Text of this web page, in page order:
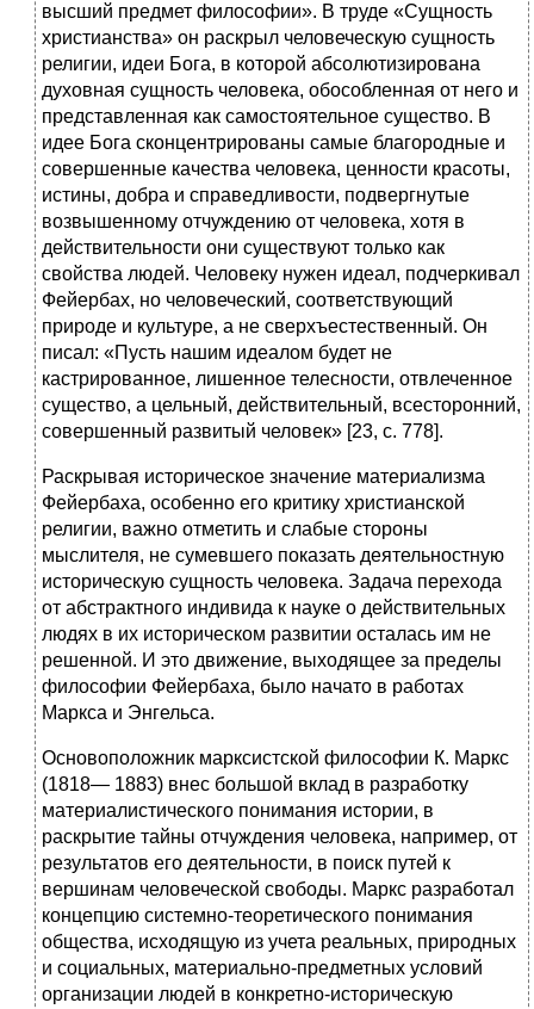
высший предмет философии». В труде «Сущность
христианства» он раскрыл человеческую сущность
религии, идеи Бога, в которой абсолютизирована
духовная сущность человека, обособленная от него и
представленная как самостоятельное существо. В
идее Бога сконцентрированы самые благородные и
совершенные качества человека, ценности красоты,
истины, добра и справедливости, подвергнутые
возвышенному отчуждению от человека, хотя в
действительности они существуют только как
свойства людей. Человеку нужен идеал, подчеркивал
Фейербах, но человеческий, соответствующий
природе и культуре, а не сверхъестественный. Он
писал: «Пусть нашим идеалом будет не
кастрированное, лишенное телесности, отвлеченное
существо, а цельный, действительный, всесторонний,
совершенный развитый человек» [23, с. 778].
Раскрывая историческое значение материализма
Фейербаха, особенно его критику христианской
религии, важно отметить и слабые стороны
мыслителя, не сумевшего показать деятельностную
историческую сущность человека. Задача перехода
от абстрактного индивида к науке о действительных
людях в их историческом развитии осталась им не
решенной. И это движение, выходящее за пределы
философии Фейербаха, было начато в работах
Маркса и Энгельса.
Основоположник марксистской философии К. Маркс
(1818— 1883) внес большой вклад в разработку
материалистического понимания истории, в
раскрытие тайны отчуждения человека, например, от
результатов его деятельности, в поиск путей к
вершинам человеческой свободы. Маркс разработал
концепцию системно-теоретического понимания
общества, исходящую из учета реальных, природных
и социальных, материально-предметных условий
организации людей в конкретно-историческую